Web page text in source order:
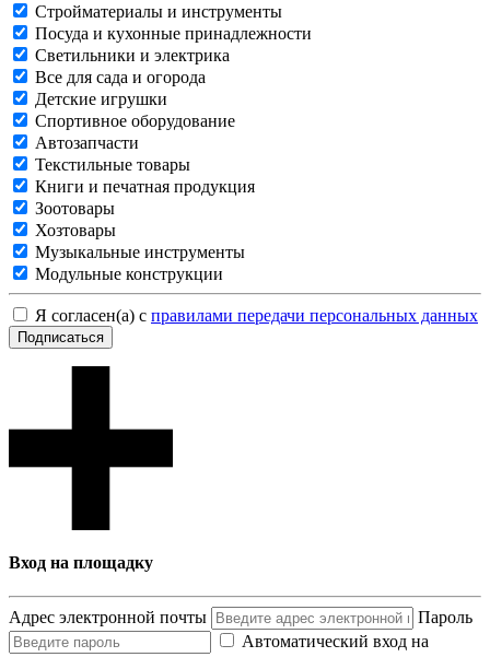
Стройматериалы и инструменты
Посуда и кухонные принадлежности
Светильники и электрика
Все для сада и огорода
Детские игрушки
Спортивное оборудование
Автозапчасти
Текстильные товары
Книги и печатная продукция
Зоотовары
Хозтовары
Музыкальные инструменты
Модульные конструкции
Я согласен(а) с правилами передачи персональных данных
Подписаться
Вход на площадку
Адрес электронной почты
Пароль
Автоматический вход на